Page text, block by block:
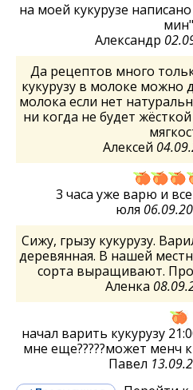
на моей кукурузе
мин"
Александр
Да рецептов много
кукурузу в молоке можно
молока если нет
ни когда не будет
Алексей
3 часа уже варю и
юля
Сижу, грызу кукурузу.
деревянная. В нашей
сорта выращивают.
Аленка
начал варить кукурузу
мне еще?????может менч
Павел